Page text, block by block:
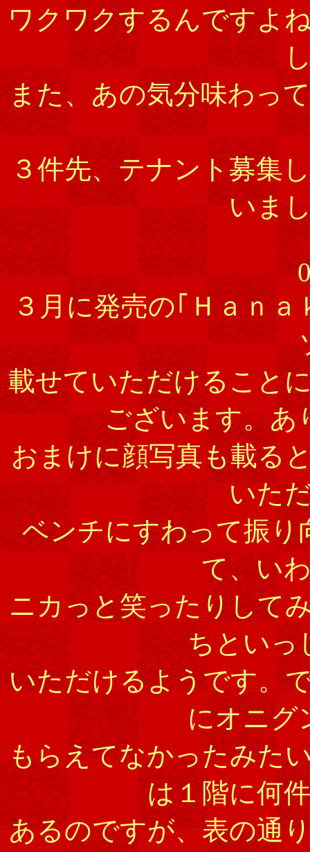
ワクワクするんですよ
また、あの気分味わっ
３件先、テナント募集
いま
３月に発売の｢Ｈａｎ
載せていただけること
ございます。あ
おまけに顔写真も載る
いた
ベンチにすわって振り
て、い
ニカっと笑ったりして
ちといっ
いただけるようです。
にオニグ
もらえてなかったみた
は１階に何
あるのですが、表の通